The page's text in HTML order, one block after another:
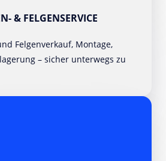
& FELGENSERVICE
Felgenverkauf, Montage,
– sicher unterwegs zu